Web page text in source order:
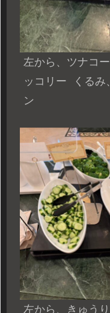
左から、ツナコ
ッコリー
くるみ、
ン
左から、きゅう